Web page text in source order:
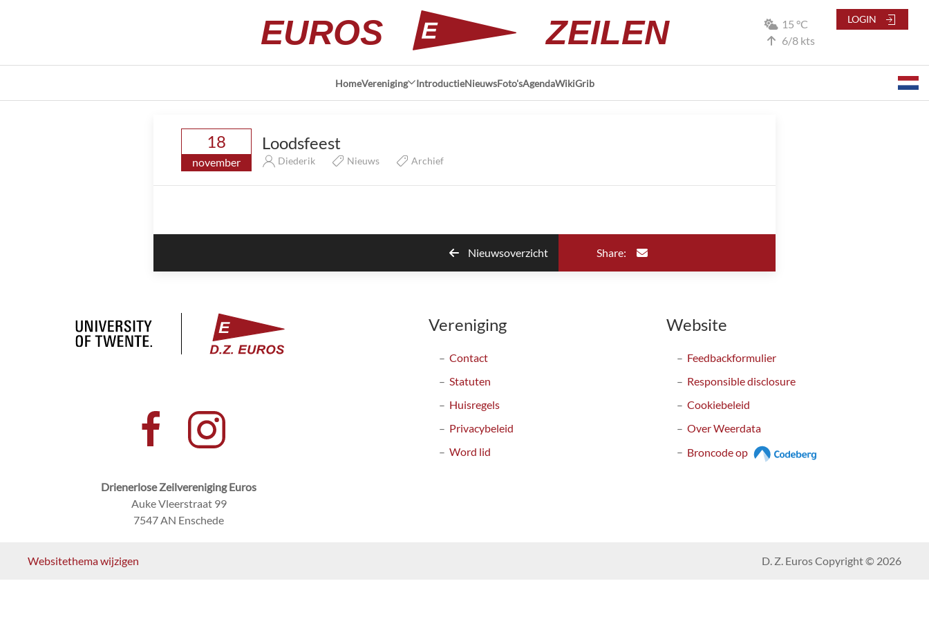
15 °C
6/8 kts
EUROS ZEILEN
HomeVereniging IntroductieNieuwsFoto'sAgendaWikiGrib
LOGIN
18
november
Loodsfeest
Diederik Nieuws Archief
Nieuwsoverzicht Share:
Drienerlose Zeilvereniging Euros
Auke Vleerstraat 99
7547 AN Enschede
Vereniging
Contact
Statuten
Huisregels
Privacybeleid
Word lid
Website
Feedbackformulier
Responsible disclosure
Cookiebeleid
Over Weerdata
Broncode op
Websitethema wijzigen D. Z. Euros Copyright © 2026